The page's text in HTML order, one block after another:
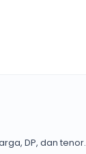
DP, dan tenor.